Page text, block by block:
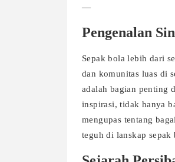
—
Pengenalan
Sepak bola lebih dari
dan komunitas luas di
adalah bagian penting
inspirasi, tidak hanya
mengupas tentang
teguh di lanskap sepak